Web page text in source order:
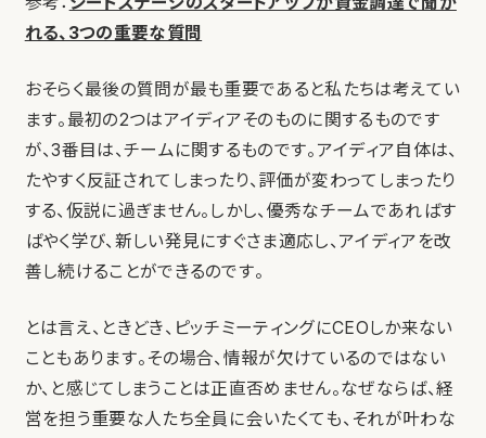
れる、3つの重要な質問
おそらく最後の質問が最も重要であると私たちは考えてい
ます。最初の2つはアイディアそのものに関するものです
が、3番目は、チームに関するものです。アイディア自体は、
たやすく反証されてしまったり、評価が変わってしまったり
する、仮説に過ぎません。しかし、優秀なチームであればす
ばやく学び、新しい発見にすぐさま適応し、アイディアを改
善し続けることができるのです。
とは言え、ときどき、ピッチミーティングにCEOしか来ない
こともあります。その場合、情報が欠けているのではない
か、と感じてしまうことは正直否めません。なぜならば、経
営を担う重要な人たち全員に会いたくても、それが叶わな